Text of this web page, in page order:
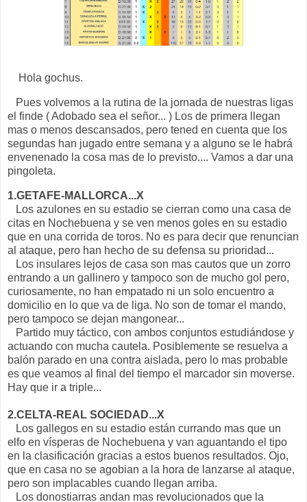
Hola gochus.
Pues volvemos a la rutina de la jornada de nuestras ligas
el finde ( Adobado sea el señor... ) Los de primera llegan
mas o menos descansados, pero tened en cuenta que los
segundas han jugado entre semana y a alguno se le habrá
envenenado la cosa mas de lo previsto.... Vamos a dar una
pingoleta.
1.GETAFE-MALLORCA...X
Los azulones en su estadio se cierran como una casa de
citas en Nochebuena y se ven menos goles en su estadio
que en una corrida de toros. No es para decir que renuncian
al ataque, pero han hecho de su defensa su prioridad...
Los insulares lejos de casa son mas cautos que un zorro
entrando a un gallinero y tampoco son de mucho gol pero,
curiosamente, no han empatado ni un solo encuentro a
domicilio en lo que va de liga. No son de tomar el mando,
pero tampoco se dejan mangonear...
Partido muy táctico, con ambos conjuntos estudiándose y
actuando con mucha cautela. Posiblemente se resuelva a
balón parado en una contra aislada, pero lo mas probable
es que veamos al final del tiempo el marcador sin moverse.
Hay que ir a triple...
2.CELTA-REAL SOCIEDAD...X
Los gallegos en su estadio están currando mas que un
elfo en vísperas de Nochebuena y van aguantando el tipo
en la clasificación gracias a estos buenos resultados. Ojo,
que en casa no se agobian a la hora de lanzarse al ataque,
pero son implacables cuando llegan arriba.
Los donostiarras andan mas revolucionados que la